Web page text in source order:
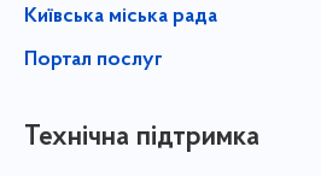
Київська міська рада
Портал послуг
Технічна підтримка